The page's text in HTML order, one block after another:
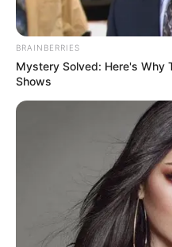
Η Ρωσία
υποβρύχιο «K-329
δοκιμάσει την...
Δευτέρα, 3 Οκτωβρίου 2022,
Η Ρωσία κινητοποίησε το
BRAINBERRIES
Mystery Solved: Here's Why
Shows